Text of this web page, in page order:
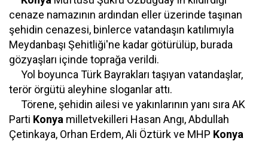
cenaze namazının ardından eller üzerinde taşınan
şehidin cenazesi, binlerce vatandaşın katılımıyla
Meydanbaşı Şehitliği'ne kadar götürülüp, burada
gözyaşları içinde toprağa verildi.
Yol boyunca Türk Bayrakları taşıyan vatandaşlar,
terör örgütü aleyhine sloganlar attı.
Törene, şehidin ailesi ve yakınlarının yanı sıra AK
Parti Konya milletvekilleri Hasan Angı, Abdullah
Çetinkaya, Orhan Erdem, Ali Öztürk ve MHP Konya